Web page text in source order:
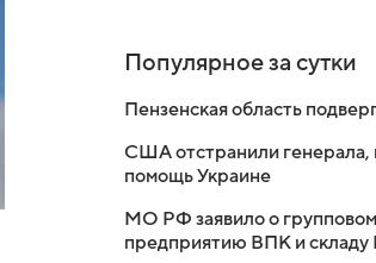
Популярное за сутки
Пензенская область
США отстранили генерала,
помощь Украине
МО РФ заявило о
предприятию ВПК и